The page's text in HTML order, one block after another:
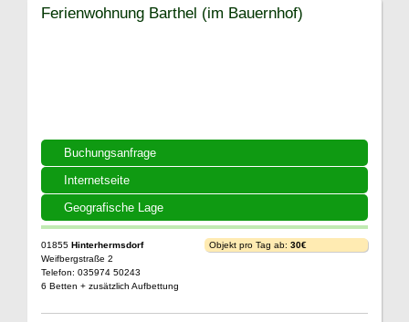
Buchungsanfrage
Internetseite
Geografische Lage
Ferienwohnung Barthel (im Bauernhof)
01855 Hinterhermsdorf
Weifbergstraße 2
Telefon: 035974 50243
6 Betten + zusätzlich Aufbettung
Objekt pro Tag ab: 30€